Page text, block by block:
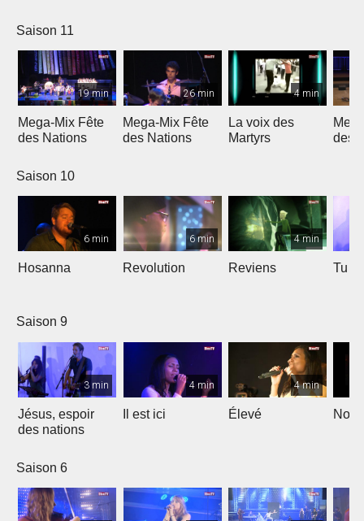
Saison 11
19 min
Mega-Mix Fête
des Nations
26 min
Mega-Mix Fête
des Nations
4 min
La voix des
Martyrs
des
Saison 10
6 min
Hosanna
6 min
Revolution
4 min
Reviens Tu
Saison 9
3 min
Jésus, espoir
des nations
4 min
Il est ici
4 min
Élevé
Saison 6